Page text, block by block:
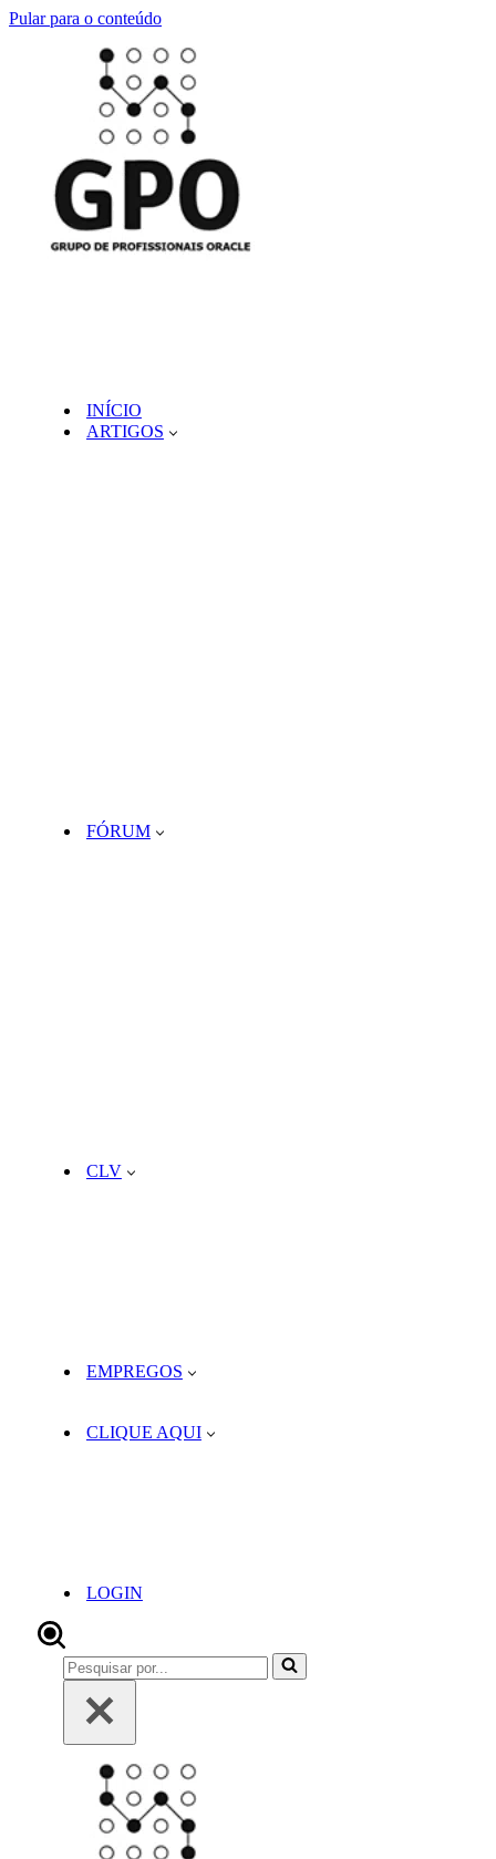
Pular para o conteúdo
INÍCIO
ARTIGOS
FÓRUM
CLV
EMPREGOS
CLIQUE AQUI
LOGIN
Pesquisar
por...